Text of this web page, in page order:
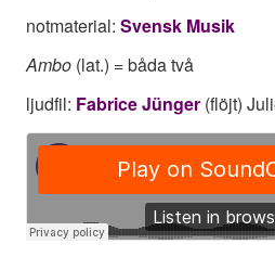
notmaterial: Svensk Musik
Ambo (lat.) = båda två
ljudfil: Fabrice Jünger (flöjt)